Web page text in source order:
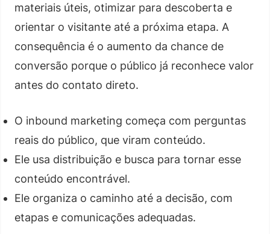
materiais úteis, otimizar para descoberta e
orientar o visitante até a próxima etapa. A
consequência é o aumento da chance de
conversão porque o público já reconhece valor
antes do contato direto.
O inbound marketing começa com perguntas
reais do público, que viram conteúdo.
Ele usa distribuição e busca para tornar esse
conteúdo encontrável.
Ele organiza o caminho até a decisão, com
etapas e comunicações adequadas.